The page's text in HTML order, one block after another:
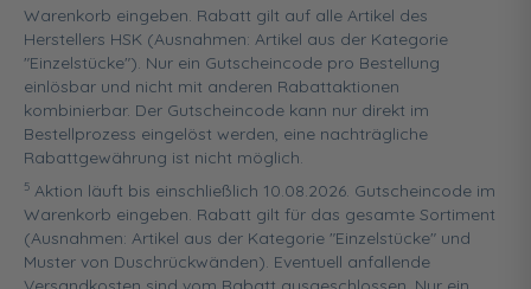
Warenkorb eingeben. Rabatt gilt auf alle Artikel des
Herstellers HSK (Ausnahmen: Artikel aus der Kategorie
"Einzelstücke"). Nur ein Gutscheincode pro Bestellung
einlösbar und nicht mit anderen Rabattaktionen
kombinierbar. Der Gutscheincode kann nur direkt im
Bestellprozess eingelöst werden, eine nachträgliche
Rabattgewährung ist nicht möglich.
5 Aktion läuft bis einschließlich 10.08.2026. Gutscheincode im
Warenkorb eingeben. Rabatt gilt für das gesamte Sortiment
(Ausnahmen: Artikel aus der Kategorie "Einzelstücke" und
Muster von Duschrückwänden). Eventuell anfallende